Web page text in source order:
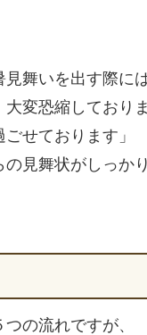
見舞いを出す際に
大変恐縮しており
せております」
見舞状がしっか
の流れですが、